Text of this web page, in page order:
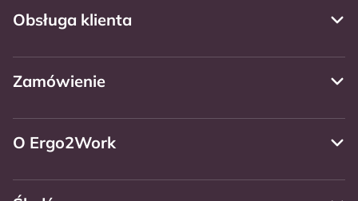
Obsługa klienta
Zamówienie
O Ergo2Work